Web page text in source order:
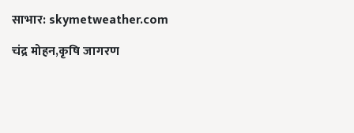
साभार: skymetweather.com
चंद्रमोहन,कृषिजागरण